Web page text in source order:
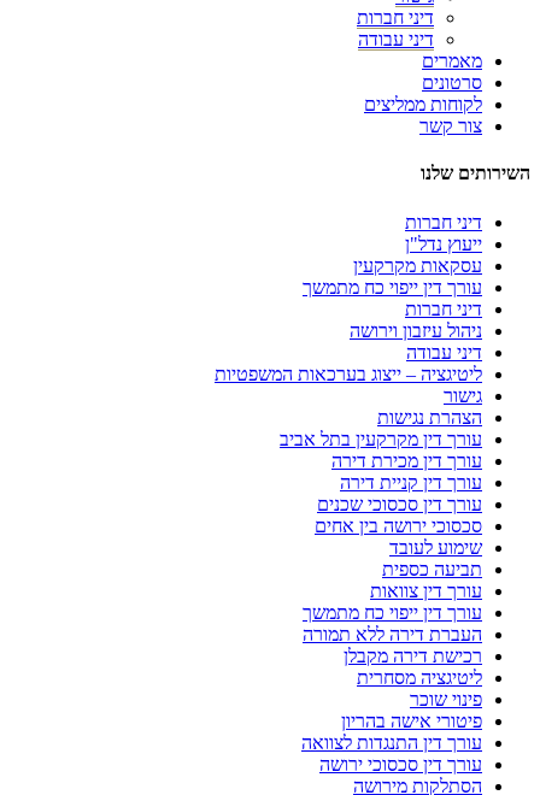
דיני חברות
דיני עבודה
מאמרים
סרטונים
לקוחות ממליצים
צור קשר
השירותים שלנו
דיני חברות
ייעוץ נדל"ן
עסקאות מקרקעין
עורך דין ייפוי כח מתמשך
דיני חברות
ניהול עיזבון וירושה
דיני עבודה
ליטיגציה – ייצוג בערכאות המשפטיות
גישור
הצהרת נגישות
עורך דין מקרקעין בתל אביב
עורך דין מכירת דירה
עורך דין קניית דירה
עורך דין סכסוכי שכנים
סכסוכי ירושה בין אחים
שימוע לעובד
תביעה כספית
עורך דין צוואות
עורך דין ייפוי כח מתמשך
העברת דירה ללא תמורה
רכישת דירה מקבלן
ליטיגציה מסחרית
פינוי שוכר
פיטורי אישה בהריון
עורך דין התנגדות לצוואה
עורך דין סכסוכי ירושה
הסתלקות מירושה